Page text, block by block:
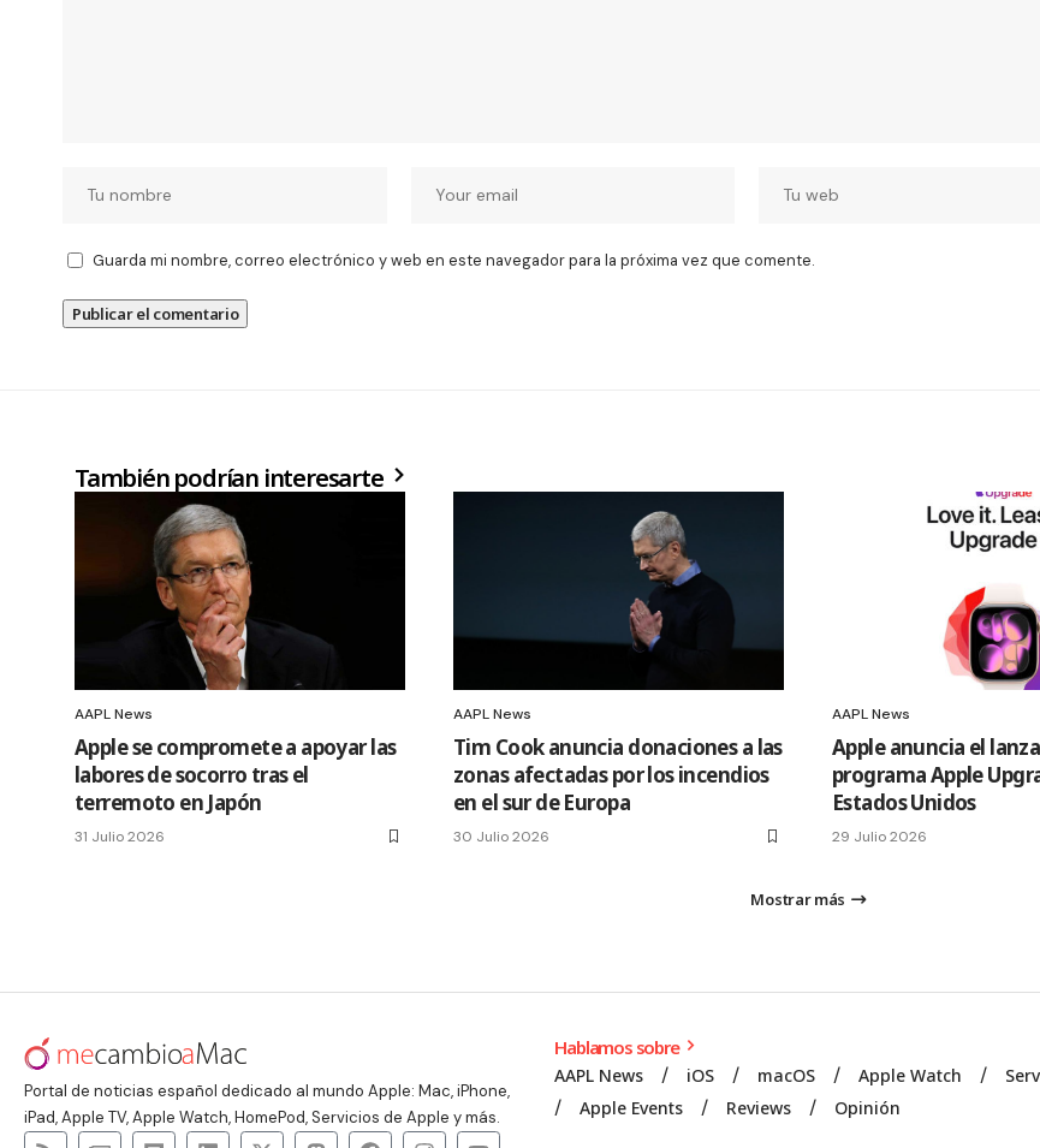
Guarda mi nombre, correo electrónico y web en este navegador para la próxima vez que comente.
También podrían interesarte
AAPL News
Apple se compromete a apoyar las
labores de socorro tras el
terremoto en Japón
31 Julio 2026
AAPL News
Tim Cook anuncia donaciones a las
zonas afectadas por los incendios
en el sur de Europa
30 Julio 2026
AAPL News
Apple anuncia el
programa Apple
Estados Unidos
29 Julio 2026
Mostrar más
Portal de noticias español dedicado al mundo Apple: Mac, iPhone,
iPad, Apple TV, Apple Watch, HomePod, Servicios de Apple y más.
Hablamos sobre
AAPL News iOS macOS Apple Watch
Apple Events
Reviews Opinión